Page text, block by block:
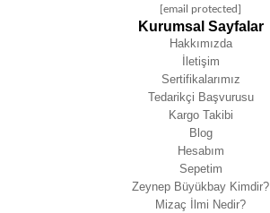
[email protected]
Kurumsal Sayfalar
Hakkımızda
İletişim
Sertifikalarımız
Tedarikçi Başvurusu
Kargo Takibi
Blog
Hesabım
Sepetim
Zeynep Büyükbay Kimdir?
Mizaç İlmi Nedir?